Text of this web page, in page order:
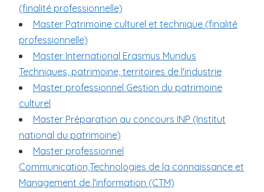
(finalité professionnelle)
Master Patrimoine culturel et technique (finalité
professionnelle)
Master International Erasmus Mundus
Techniques, patrimoine, territoires de l'industrie
Master professionnel Gestion du patrimoine
culturel
Master Préparation au concours INP (Institut
national du patrimoine)
Master professionnel
Communication,Technologies de la connaissance et
Management de l'information (CTM)